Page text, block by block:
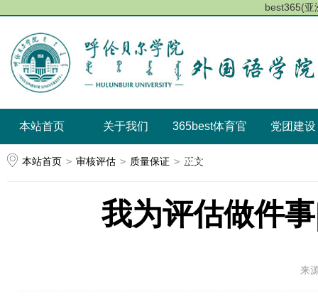
best365(亚
本站首页 关于我们 ​365best体育官
网登录动态
党团建设
本站首页 > 审核评估 > 质量保证 > 正文
我为评估做件
来